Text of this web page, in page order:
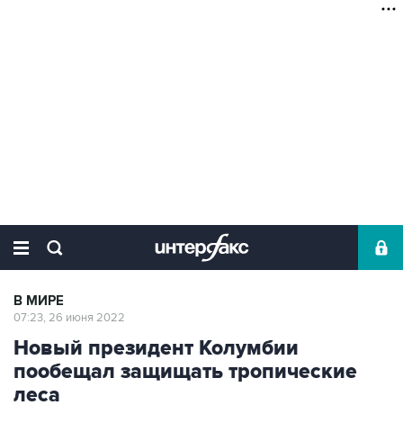
В МИРЕ
07:23, 26 июня 2022
Новый президент Колумбии
пообещал защищать тропические
леса